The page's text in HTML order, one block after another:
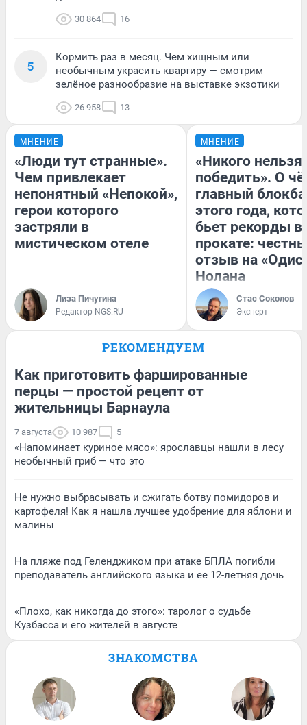
30 864 16
5
Кормить раз в месяц. Чем хищным или
необычным украсить квартиру — смотрим
зелёное разнообразие на выставке экзотики
26 958 13
МНЕНИЕ
«Люди тут странные».
Чем привлекает
непонятный «Непокой»,
герои которого
застряли в
мистическом отеле
Лиза Пичугина
Редактор NGS.RU
МНЕНИЕ
«Никого нельзя
победить». О
главный
этого года,
бьет рекорды в
прокате:
отзыв на
Нолана
Стас Соколов
Эксперт
РЕКОМЕНДУЕМ
Как приготовить фаршированные
перцы — простой рецепт от
жительницы Барнаула
7 августа 10 987 5
«Напоминает куриное мясо»: ярославцы нашли в лесу
необычный гриб — что это
Не нужно выбрасывать и сжигать ботву помидоров и
картофеля! Как я нашла лучшее удобрение для яблони и
малины
На пляже под Геленджиком при атаке БПЛА погибли
преподаватель английского языка и ее 12-летняя дочь
«Плохо, как никогда до этого»: таролог о судьбе
Кузбасса и его жителей в августе
ЗНАКОМСТВА